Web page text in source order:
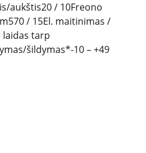
aukštis20 / 10Freono
/ 15El. maitinimas /
laidas tarp
šildymas*-10 – +49